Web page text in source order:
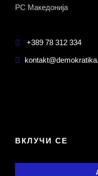
РС Македонија
+389 78 312 334
ВКЛУЧИ СЕ